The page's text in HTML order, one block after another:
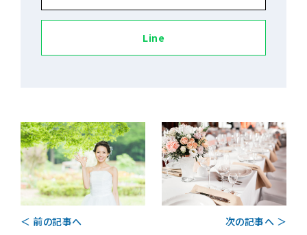
Line
＜ 前の記事へ
次の記事へ ＞